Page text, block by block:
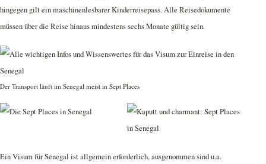
hingegen gilt ein maschinenlesbarer Kinderreisepass. Alle Reisedokumente
müssen über die Reise hinaus mindestens sechs Monate gültig sein.
Der Transport läuft im Senegal meist in Sept Places
Ein Visum für Senegal ist allgemein erforderlich, ausgenommen sind u.a.